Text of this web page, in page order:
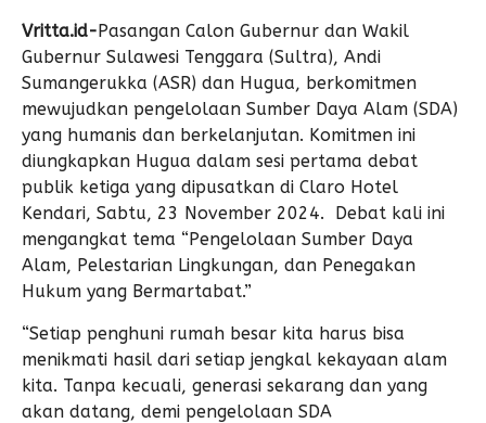
Vritta.id-Pasangan Calon Gubernur dan Wakil
Gubernur Sulawesi Tenggara (Sultra), Andi
Sumangerukka (ASR) dan Hugua, berkomitmen
mewujudkan pengelolaan Sumber Daya Alam (SDA)
yang humanis dan berkelanjutan. Komitmen ini
diungkapkan Hugua dalam sesi pertama debat
publik ketiga yang dipusatkan di Claro Hotel
Kendari, Sabtu, 23 November 2024. Debat kali ini
mengangkat tema “Pengelolaan Sumber Daya
Alam, Pelestarian Lingkungan, dan Penegakan
Hukum yang Bermartabat.”
“Setiap penghuni rumah besar kita harus bisa
menikmati hasil dari setiap jengkal kekayaan alam
kita. Tanpa kecuali, generasi sekarang dan yang
akan datang, demi pengelolaan SDA